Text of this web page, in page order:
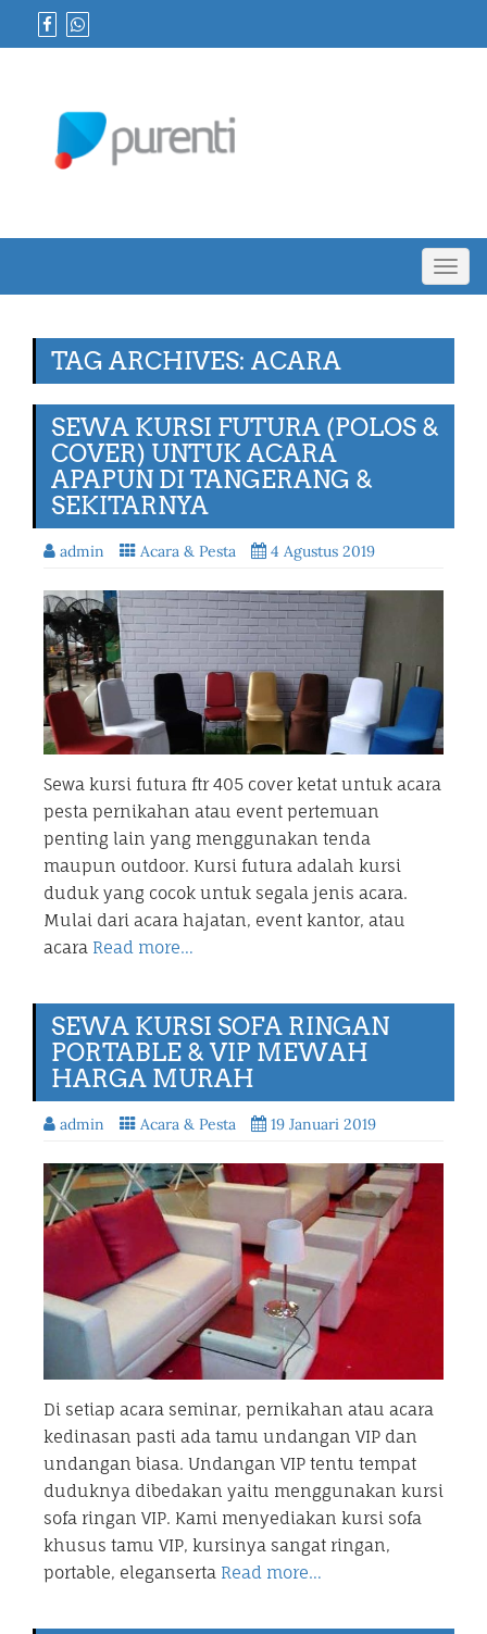
TAG ARCHIVES: ACARA
SEWA KURSI FUTURA (POLOS &
COVER) UNTUK ACARA
APAPUN DI TANGERANG &
SEKITARNYA
admin Acara & Pesta 4 Agustus 2019
Sewa kursi futura ftr 405 cover ketat untuk acara
pesta pernikahan atau event pertemuan
penting lain yang menggunakan tenda
maupun outdoor. Kursi futura adalah kursi
duduk yang cocok untuk segala jenis acara.
Mulai dari acara hajatan, event kantor, atau
acara Read more…
SEWA KURSI SOFA RINGAN
PORTABLE & VIP MEWAH
HARGA MURAH
admin Acara & Pesta 19 Januari 2019
Di setiap acara seminar, pernikahan atau acara
kedinasan pasti ada tamu undangan VIP dan
undangan biasa. Undangan VIP tentu tempat
duduknya dibedakan yaitu menggunakan kursi
sofa ringan VIP. Kami menyediakan kursi sofa
khusus tamu VIP, kursinya sangat ringan,
portable, eleganserta Read more…